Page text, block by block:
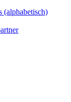
(alphabetisch)